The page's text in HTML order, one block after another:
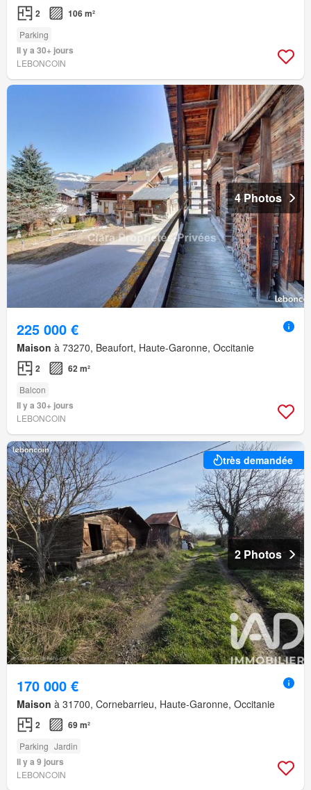
2 106 m²
Parking
Il y a 30+ jours
LEBONCOIN
4 Photos
225 000 €
Maison à 73270, Beaufort, Haute-Garonne, Occitanie
2 62 m²
Balcon
Il y a 30+ jours
LEBONCOIN
très demandée
2 Photos
170 000 €
Maison à 31700, Cornebarrieu, Haute-Garonne, Occitanie
2 69 m²
Parking Jardin
Il y a 9 jours
LEBONCOIN